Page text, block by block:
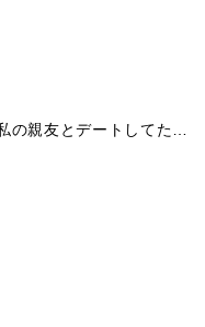
の親友とデートしてた…